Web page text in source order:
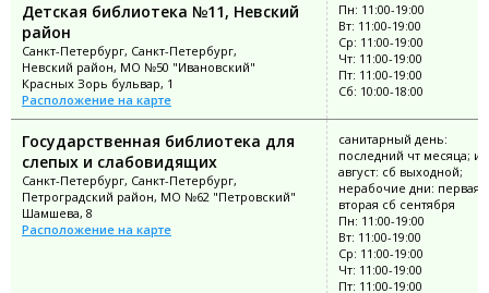
Детская библиотека №11, Невский
район
Санкт-Петербург, Санкт-Петербург,
Невский район, МО №50 "Ивановский"
Красных Зорь бульвар, 1
Расположение на карте
Пн: 11:00-19:00
Вт: 11:00-19:00
Ср: 11:00-19:00
Чт: 11:00-19:00
Пт: 11:00-19:00
Сб: 10:00-18:00
Государственная библиотека для
слепых и слабовидящих
Санкт-Петербург, Санкт-Петербург,
Петроградский район, МО №62 "Петровский"
Шамшева, 8
Расположение на карте
санитарный день:
последний чт месяца;
август: сб выходной;
нерабочие дни: первая,
вторая сб сентября
Пн: 11:00-19:00
Вт: 11:00-19:00
Ср: 11:00-19:00
Чт: 11:00-19:00
Пт: 11:00-19:00